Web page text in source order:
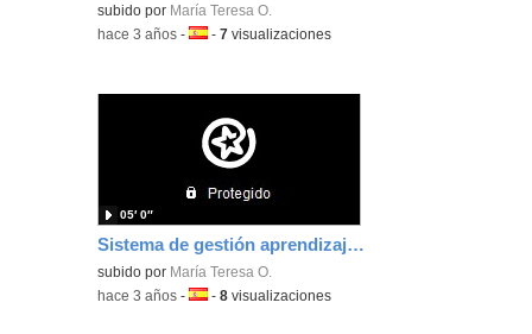
subido por María Teresa O.
-hace 3 años -Idioma:
-7 visualizaciones
Sistema de gestión aprendizaje - Google Classroom
subido por María Teresa O.
05′ 0″
-hace 3 años -Idioma:
-8 visualizaciones